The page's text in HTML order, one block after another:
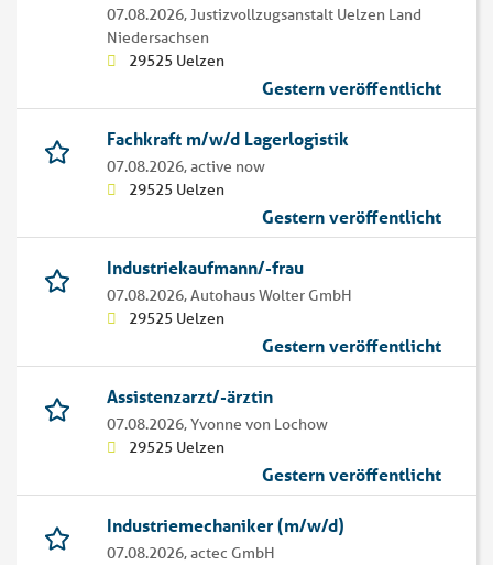
07.08.2026,Justizvollzugsanstalt Uelzen Land
Niedersachsen
29525 Uelzen
Gestern veröffentlicht
Fachkraft m/w/d Lagerlogistik
07.08.2026,active now
29525 Uelzen
Gestern veröffentlicht
Industriekaufmann/-frau
07.08.2026,Autohaus Wolter GmbH
29525 Uelzen
Gestern veröffentlicht
Assistenzarzt/-ärztin
07.08.2026,Yvonne von Lochow
29525 Uelzen
Gestern veröffentlicht
Industriemechaniker (m/w/d)
07.08.2026,actec GmbH